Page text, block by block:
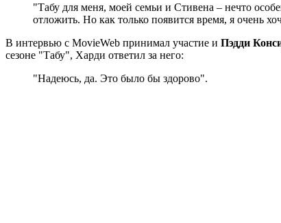
"Табу для меня, моей семьи и Стивена – нечто
отложить. Но как только появится время, я очень
В интервью с MovieWeb принимал участие и Пэдди
сезоне "Табу", Харди ответил за него:
"Надеюсь, да. Это было бы здорово".